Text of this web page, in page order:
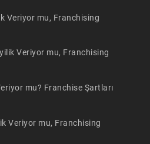
Veriyor mu, Franchising
Veriyor mu, Franchising
mu? Franchise Şartları
Veriyor mu, Franchising